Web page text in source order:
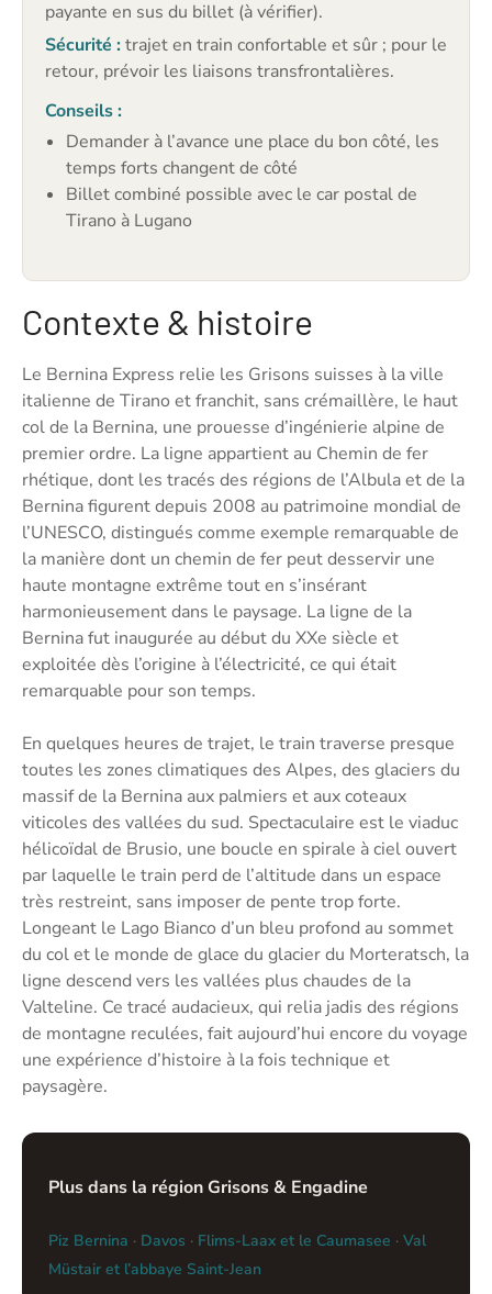
payante en sus du billet (à vérifier).
Sécurité :trajet en train confortable et sûr ; pour le
retour, prévoir les liaisons transfrontalières.
Conseils :
Demander à l’avance une place du bon côté, les
temps forts changent de côté
Billet combiné possible avec le car postal de
Tirano à Lugano
Contexte & histoire
Le Bernina Express relie les Grisons suisses à la ville
italienne de Tirano et franchit, sans crémaillère, le haut
col de la Bernina, une prouesse d’ingénierie alpine de
premier ordre. La ligne appartient au Chemin de fer
rhétique, dont les tracés des régions de l’Albula et de la
Bernina figurent depuis 2008 au patrimoine mondial de
l’UNESCO, distingués comme exemple remarquable de
la manière dont un chemin de fer peut desservir une
haute montagne extrême tout en s’insérant
harmonieusement dans le paysage. La ligne de la
Bernina fut inaugurée au début du XXe siècle et
exploitée dès l’origine à l’électricité, ce qui était
remarquable pour son temps.
En quelques heures de trajet, le train traverse presque
toutes les zones climatiques des Alpes, des glaciers du
massif de la Bernina aux palmiers et aux coteaux
viticoles des vallées du sud. Spectaculaire est le viaduc
hélicoïdal de Brusio, une boucle en spirale à ciel ouvert
par laquelle le train perd de l’altitude dans un espace
très restreint, sans imposer de pente trop forte.
Longeant le Lago Bianco d’un bleu profond au sommet
du col et le monde de glace du glacier du Morteratsch, la
ligne descend vers les vallées plus chaudes de la
Valteline. Ce tracé audacieux, qui relia jadis des régions
de montagne reculées, fait aujourd’hui encore du voyage
une expérience d’histoire à la fois technique et
paysagère.
Plus dans la région Grisons & Engadine
Piz Bernina · Davos · Flims-Laax et le Caumasee · Val
Müstair et l’abbaye Saint-Jean